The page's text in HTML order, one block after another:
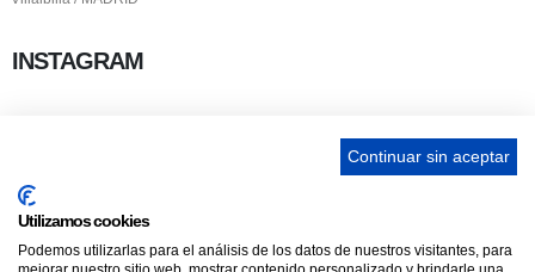
INSTAGRAM
ENLACES
Contacta
Continuar sin aceptar
Utilizamos cookies
Podemos utilizarlas para el análisis de los datos de nuestros visitantes, para